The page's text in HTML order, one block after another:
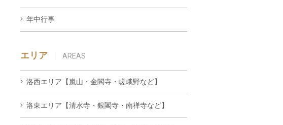
年中行事
エリア AREAS
洛西エリア【嵐山・金閣寺・嵯峨野など】
洛東エリア【清水寺・銀閣寺・南禅寺など】